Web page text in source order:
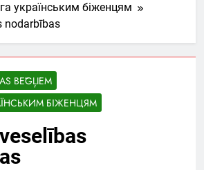
українським біженцям
nodarbības
BĒGĻIEM
БІЖЕНЦЯМ